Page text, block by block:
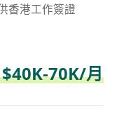
香港工作簽證
70K/月